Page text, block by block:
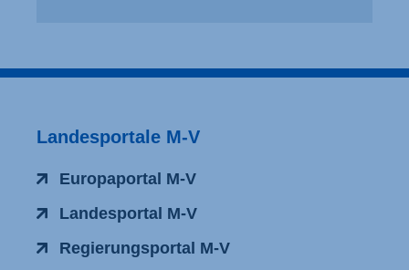
Landesportale M-V
Europaportal M-V
Landesportal M-V
Regierungsportal M-V